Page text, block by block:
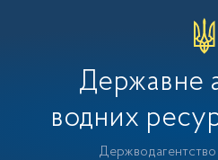
Державне
водних
Держводагентство